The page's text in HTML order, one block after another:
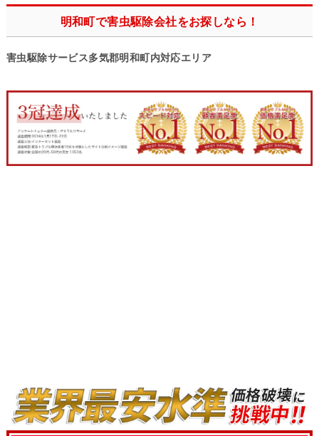
明和町で害虫駆除会社をお探しなら！
害虫駆除サービス多気郡明和町内対応エリア